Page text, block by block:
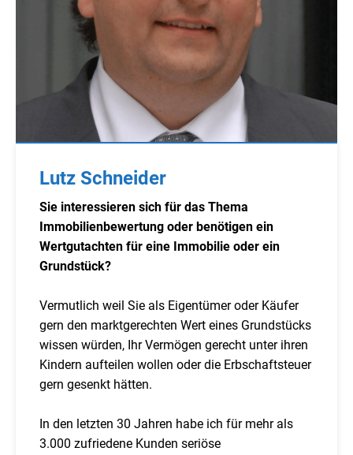
Lutz Schneider
Sie interessieren sich für das Thema
Immobilienbewertung oder benötigen ein
Wertgutachten für eine Immobilie oder ein
Grundstück?
Vermutlich weil Sie als Eigentümer oder Käufer
gern den marktgerechten Wert eines Grundstücks
wissen würden, Ihr Vermögen gerecht unter ihren
Kindern aufteilen wollen oder die Erbschaftsteuer
gern gesenkt hätten.
In den letzten 30 Jahren habe ich für mehr als
3.000 zufriedene Kunden seriöse